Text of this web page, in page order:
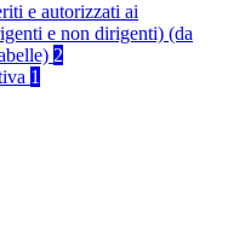
e autorizzati ai
e non dirigenti) (da
2
1